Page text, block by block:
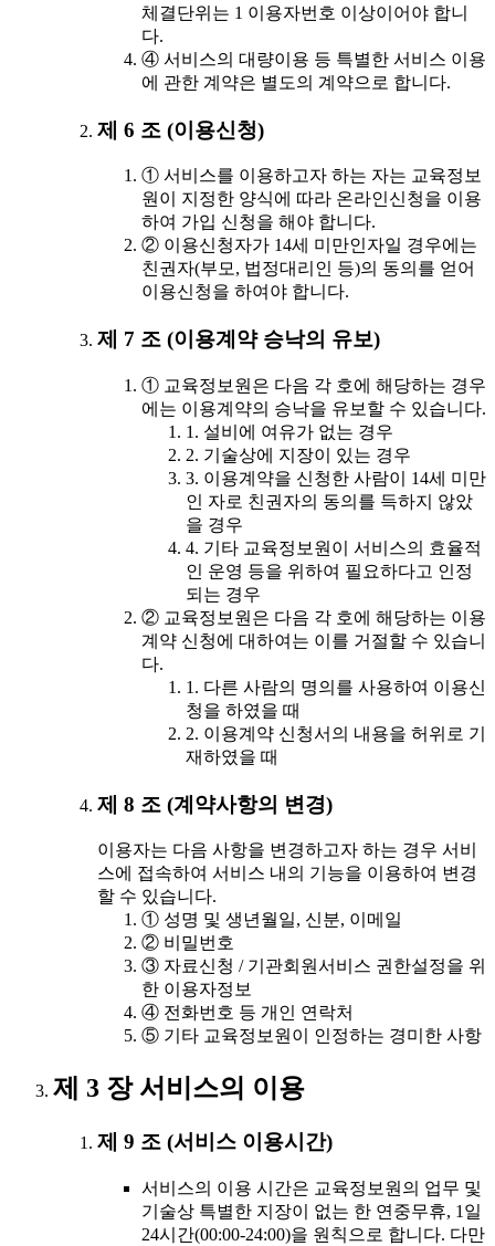
체결단위는 1 이용자번호 이상이어야 합니
다.
④ 서비스의 대량이용 등 특별한 서비스 이용
에 관한 계약은 별도의 계약으로 합니다.
제 6 조 (이용신청)
① 서비스를 이용하고자 하는 자는 교육정보
원이 지정한 양식에 따라 온라인신청을 이용
하여 가입 신청을 해야 합니다.
② 이용신청자가 14세 미만인자일 경우에는
친권자(부모, 법정대리인 등)의 동의를 얻어
이용신청을 하여야 합니다.
제 7 조 (이용계약 승낙의 유보)
① 교육정보원은 다음 각 호에 해당하는 경우
에는 이용계약의 승낙을 유보할 수 있습니다.
1. 설비에 여유가 없는 경우
2. 기술상에 지장이 있는 경우
3. 이용계약을 신청한 사람이 14세 미만
인 자로 친권자의 동의를 득하지 않았
을 경우
4. 기타 교육정보원이 서비스의 효율적
인 운영 등을 위하여 필요하다고 인정
되는 경우
② 교육정보원은 다음 각 호에 해당하는 이용
계약 신청에 대하여는 이를 거절할 수 있습니
다.
1. 다른 사람의 명의를 사용하여 이용신
청을 하였을 때
2. 이용계약 신청서의 내용을 허위로 기
재하였을 때
제 8 조 (계약사항의 변경)
이용자는 다음 사항을 변경하고자 하는 경우 서비
스에 접속하여 서비스 내의 기능을 이용하여 변경
할 수 있습니다.
① 성명 및 생년월일, 신분, 이메일
② 비밀번호
③ 자료신청 / 기관회원서비스 권한설정을 위
한 이용자정보
④ 전화번호 등 개인 연락처
⑤ 기타 교육정보원이 인정하는 경미한 사항
제 3 장 서비스의 이용
제 9 조 (서비스 이용시간)
서비스의 이용 시간은 교육정보원의 업무 및
기술상 특별한 지장이 없는 한 연중무휴, 1일
24시간(00:00-24:00)을 원칙으로 합니다. 다만